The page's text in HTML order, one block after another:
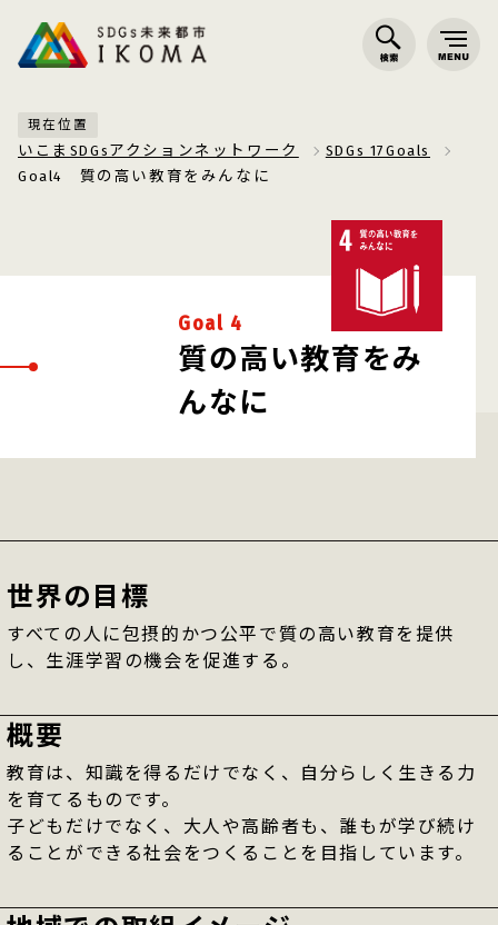
現在位置
いこまSDGsアクションネットワーク
SDGs 17Goals
Goal4 質の高い教育をみんなに
Goal 4
質の高い教育をみ
んなに
世界の目標
すべての人に包摂的かつ公平で質の高い教育を提供
し、生涯学習の機会を促進する。
概要
教育は、知識を得るだけでなく、自分らしく生きる力
を育てるものです。
子どもだけでなく、大人や高齢者も、誰もが学び続け
ることができる社会をつくることを目指しています。